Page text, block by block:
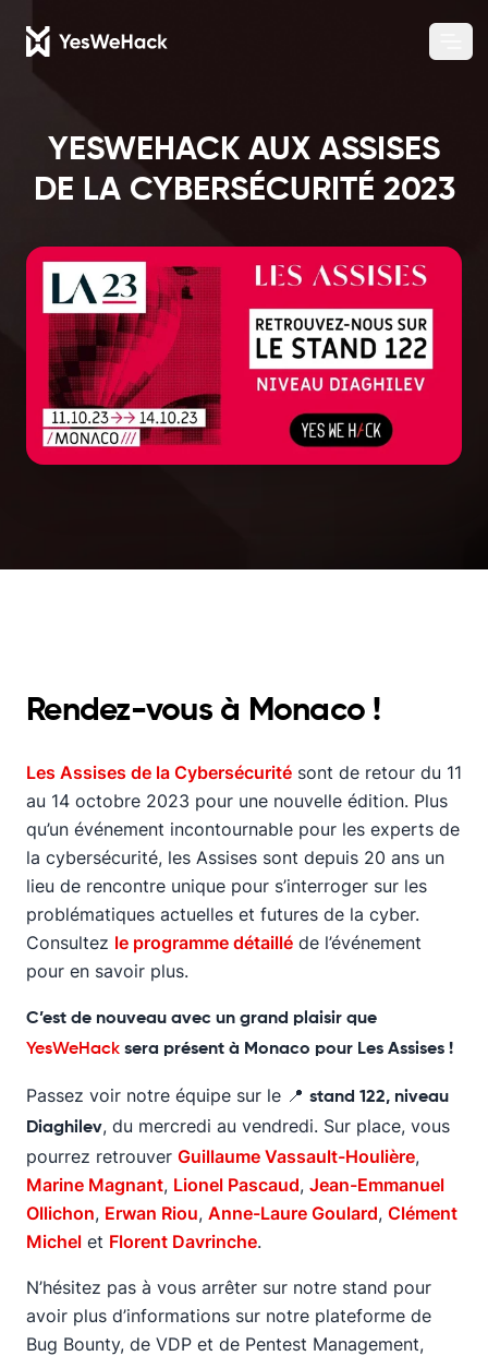
YESWEHACK AUX ASSISES
DE LA CYBERSÉCURITÉ 2023
Rendez-vous à Monaco !
Les Assises de la Cybersécurité sont de retour du 11
au 14 octobre 2023 pour une nouvelle édition. Plus
qu’un événement incontournable pour les experts de
la cybersécurité, les Assises sont depuis 20 ans un
lieu de rencontre unique pour s’interroger sur les
problématiques actuelles et futures de la cyber.
Consultez le programme détaillé de l’événement
pour en savoir plus.
C’est de nouveau avec un grand plaisir que
YesWeHack sera présent à Monaco pour Les Assises !
Passez voir notre équipe sur le 📍 stand 122, niveau
Diaghilev, du mercredi au vendredi. Sur place, vous
pourrez retrouver Guillaume Vassault-Houlière,
Marine Magnant, Lionel Pascaud, Jean-Emmanuel
Ollichon, Erwan Riou, Anne-Laure Goulard, Clément
Michel et Florent Davrinche.
N’hésitez pas à vous arrêter sur notre stand pour
avoir plus d’informations sur notre plateforme de
Bug Bounty, de VDP et de Pentest Management,